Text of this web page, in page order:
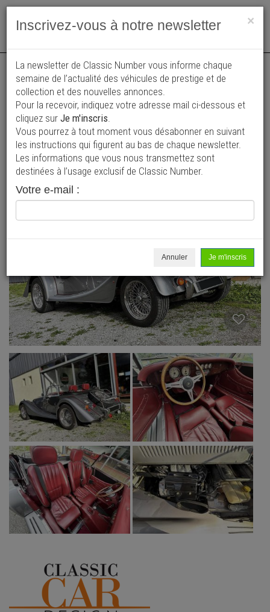
Toggle
Annonce actualisée le 06/08/2026 ( il y a 4 jours )
Morgan Roadster V6
50 600 €
2005 Cabriolet / roadster 77 800 km
×
Inscrivez-vous à notre newsletter
La newsletter de Classic Number vous informe chaque
semaine de l’actualité des véhicules de prestige et de
collection et des nouvelles annonces.
Pour la recevoir, indiquez votre adresse mail ci-dessous et
cliquez sur Je m'inscris.
Vous pourrez à tout moment vous désabonner en suivant
les instructions qui figurent au bas de chaque newsletter.
Les informations que vous nous transmettez sont
destinées à l’usage exclusif de Classic Number.
Votre e-mail :
Annuler Je m'inscris